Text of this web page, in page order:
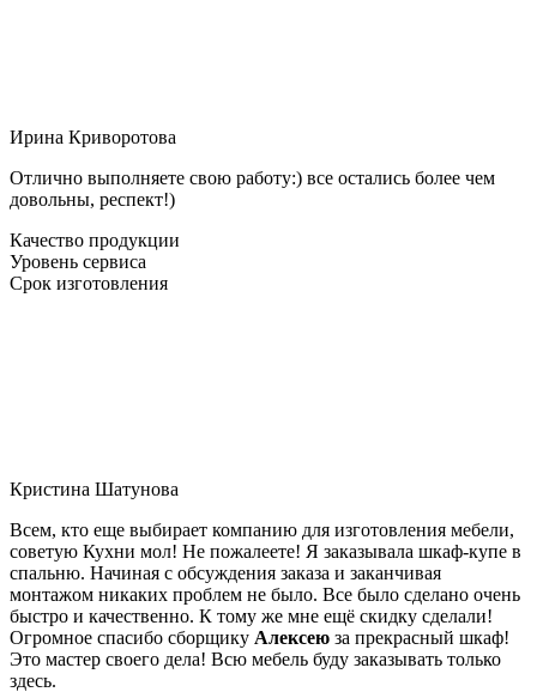
Ирина Криворотова
Отлично выполняете свою работу:) все остались более чем
довольны, респект!)
Качество продукции
Уровень сервиса
Срок изготовления
Кристина Шатунова
Всем, кто еще выбирает компанию для изготовления мебели,
советую Кухни мол! Не пожалеете! Я заказывала шкаф-купе в
спальню. Начиная с обсуждения заказа и заканчивая
монтажом никаких проблем не было. Все было сделано очень
быстро и качественно. К тому же мне ещё скидку сделали!
Огромное спасибо сборщику Алексею за прекрасный шкаф!
Это мастер своего дела! Всю мебель буду заказывать только
здесь.